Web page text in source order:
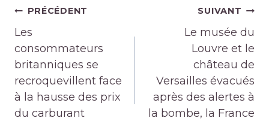
Navigation
de
l’article
PRÉCÉDENT
Les
consommateurs
britanniques se
recroquevillent face
à la hausse des prix
du carburant
SUIVANT
Le musée du
Louvre et le
château de
Versailles évacués
après des alertes à
la bombe, la France